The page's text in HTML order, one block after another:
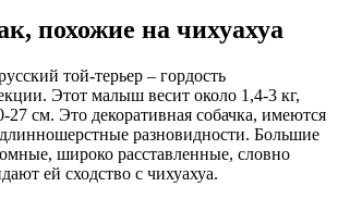
похожие на чихуахуа
той-терьер – гордость
Этот малыш весит около 1,4-3 кг,
27 см. Это декоративная собачка, имеются
разновидности. Большие
широко расставленные, словно
ей сходство с чихуахуа.